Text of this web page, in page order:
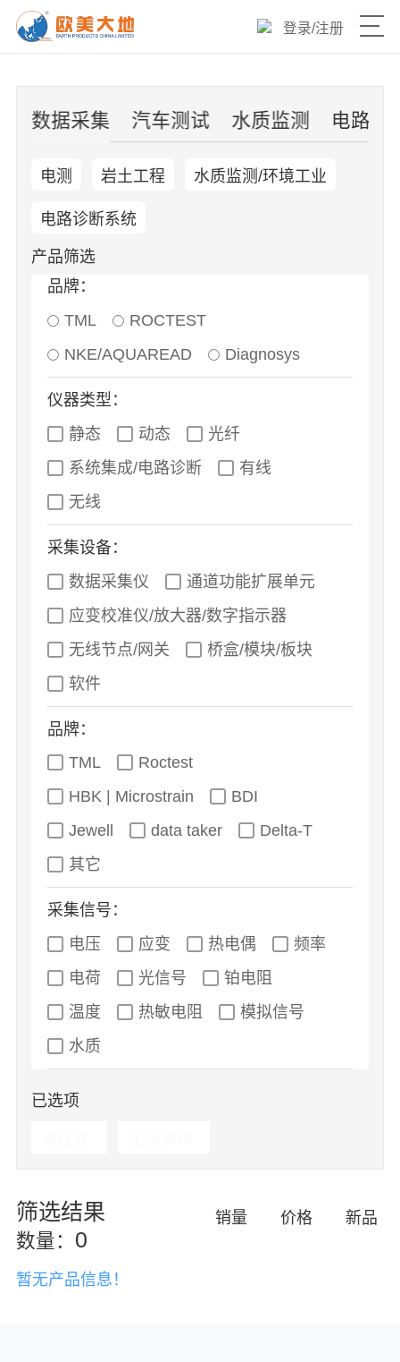
登录/注册
热销爆品
新品速递
技术与服务
欧美大地官网
数据采集 汽车测试 水质监测 电路诊
电测 岩土工程 水质监测/环境工业
电路诊断系统
产品筛选
品牌：
TML
ROCTEST
NKE/AQUAREAD
Diagnosys
仪器类型：
静态
动态
光纤
系统集成/电路诊断
有线
无线
采集设备：
数据采集仪
通道功能扩展单元
应变校准仪/放大器/数字指示器
无线节点/网关
桥盒/模块/板块
软件
品牌：
TML
Roctest
HBK | Microstrain
BDI
Jewell
data taker
Delta-T
其它
采集信号：
电压
应变 热电偶
频率
电荷
光信号
铂电阻
温度
热敏电阻
模拟信号
水质
已选项
筛选结果
数量： 0
销量 价格 新品
暂无产品信息！